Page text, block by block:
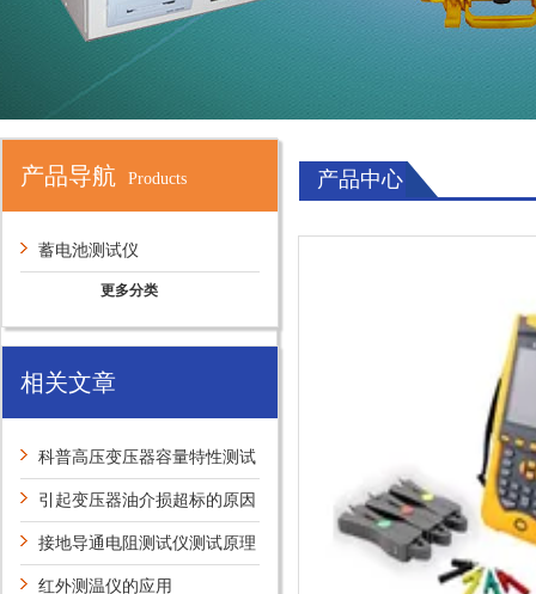
产品导航 Products
蓄电池测试仪
更多分类
相关文章
科普高压变压器容量特性测试
仪的主要功能
引起变压器油介损超标的原因
解析接地导通电阻测试仪测试原理
及操作规程
红外测温仪的应用
产品中心